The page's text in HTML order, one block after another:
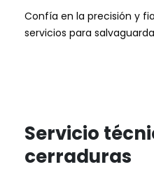
Confía en la precisión y
servicios para
Servicio
cerraduras